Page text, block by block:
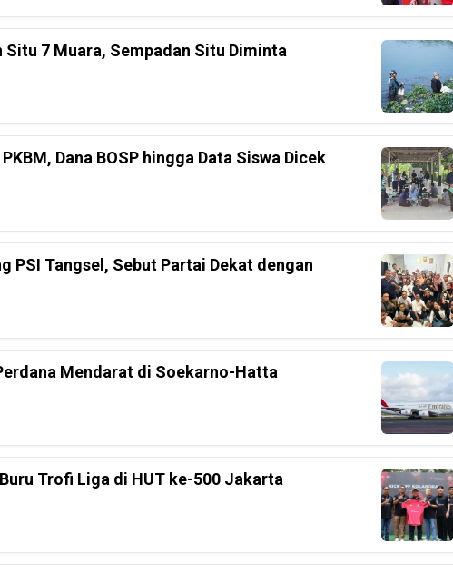
Situ 7 Muara, Sempadan Situ Diminta
Dana BOSP hingga Data Siswa Dicek
PSI Tangsel, Sebut Partai Dekat dengan
Mendarat di Soekarno-Hatta
Trofi Liga di HUT ke-500 Jakarta